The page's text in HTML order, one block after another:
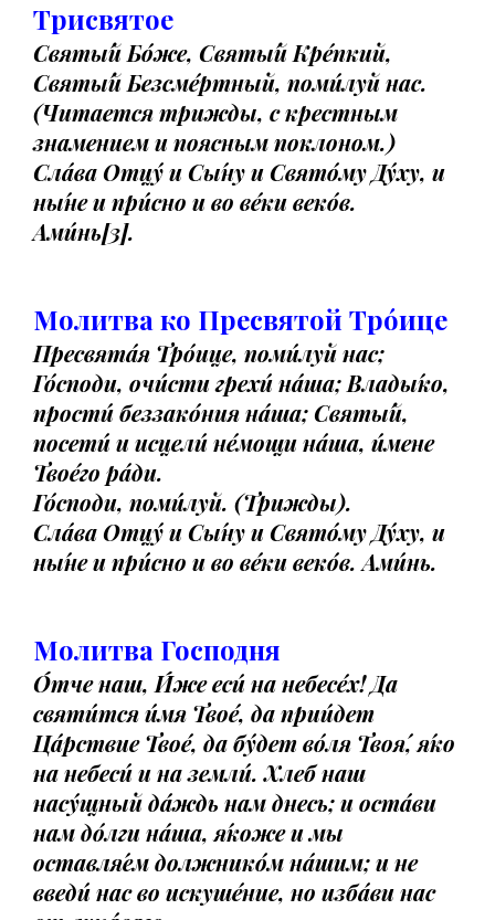
Трисвятое
Святы́й Бо́же, Святы́й Кре́пкий,
Святы́й Безсме́ртный, поми́луй нас.
(Читается трижды, с крестным
знамением и поясным поклоном.)
Сла́ва Отцу́ и Сы́ну и Свято́му Ду́ху, и
ны́не и при́сно и во ве́ки веко́в.
Ами́нь[3].
Молитва ко Пресвятой Тро́ице
Пресвята́я Тро́ице, поми́луй нас;
Го́споди, очи́сти грехи́ на́ша; Влады́ко,
прости́ беззако́ния на́ша; Святы́й,
посети́ и исцели́ не́мощи на́ша, и́мене
Твое́го ра́ди.
Го́споди, поми́луй. (Трижды).
Сла́ва Отцу́ и Сы́ну и Свято́му Ду́ху, и
ны́не и при́сно и во ве́ки веко́в. Ами́нь.
Молитва Господня
О́тче наш, И́же еси́ на небесе́х! Да
святи́тся и́мя Твое́, да прии́дет
Ца́рствие Твое́, да бу́дет во́ля Твоя́, я́ко
на небеси́ и на земли́. Хлеб наш
насу́щный да́ждь нам днесь; и оста́ви
нам до́лги на́ша, я́коже и мы
оставля́ем должнико́м на́шим; и не
введи́ нас во искуше́ние, но изба́ви нас